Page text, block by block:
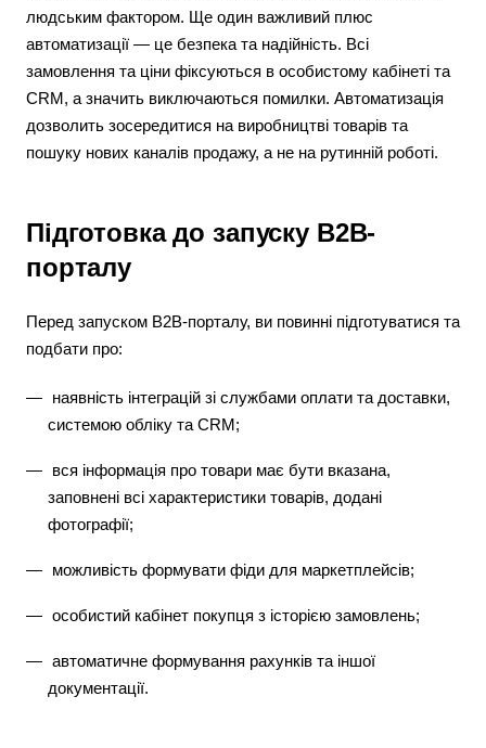
людським фактором. Ще один важливий плюс
автоматизації — це безпека та надійність. Всі
замовлення та ціни фіксуються в особистому кабінеті та
CRM, а значить виключаються помилки. Автоматизація
дозволить зосередитися на виробництві товарів та
пошуку нових каналів продажу, а не на рутинній роботі.
Підготовка до запуску B2B-
порталу
Перед запуском B2B-порталу, ви повинні підготуватися та
подбати про:
наявність інтеграцій зі службами оплати та доставки,
системою обліку та CRM;
вся інформація про товари має бути вказана,
заповнені всі характеристики товарів, додані
фотографії;
можливість формувати фіди для маркетплейсів;
особистий кабінет покупця з історією замовлень;
автоматичне формування рахунків та іншої
документації.